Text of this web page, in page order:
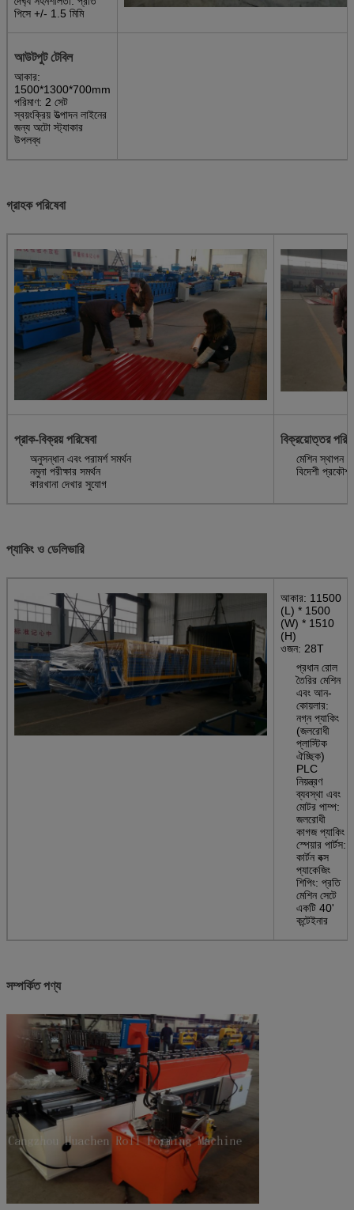
পিসে +/- 1.5 মিমি
আউটপুট টেবিল
আকার:
1500*1300*700mm
পরিমাণ: 2 সেট
স্বয়ংক্রিয় উত্পাদন লাইনের
জন্য অটো স্ট্যাকার
উপলব্ধ
গ্রাহক পরিষেবা
প্রাক-বিক্রয় পরিষেবা
অনুসন্ধান এবং পরামর্শ সমর্থন
নমুনা পরীক্ষার সমর্থন
কারখানা দেখার সুযোগ
বিক্রয়োত্তর
মেশিন স্থাপন
বিদেশী
প্যাকিং ও ডেলিভারি
আকার: 11500
(L) * 1500
(W) * 1510
(H)
ওজন: 28T
প্রধান রোল
তৈরির মেশিন
এবং আন-
কোয়লার:
নগ্ন প্যাকিং
(জলরোধী
প্লাস্টিক
ঐচ্ছিক)
PLC
নিয়ন্ত্রণ
ব্যবস্থা এবং
মোটর পাম্প:
জলরোধী
কাগজ প্যাকিং
স্পেয়ার পার্টস:
কার্টন বক্স
প্যাকেজিং
শিপিং: প্রতি
মেশিন সেটে
একটি 40'
কন্টেইনার
সম্পর্কিত পণ্য